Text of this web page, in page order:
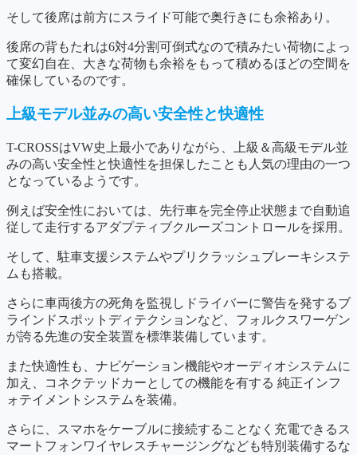
そして後席は前方にスライド可能で奥行きにも余裕あり。
後席の背もたれは6対4分割可倒式なので積みたい荷物によっ
て変幻自在、大きな荷物も余裕をもって積めるほどの空間を
確保しているのです。
上級モデル並みの高い安全性と快適性
T-CROSSはVW史上最小でありながら、上級＆高級モデル並
みの高い安全性と快適性を担保したことも人気の理由の一つ
となっているようです。
例えば安全性においては、先行車を完全停止状態まで自動追
従して走行するアダプティブクルーズコントロールを採用。
そして、駐車支援システムやプリクラッシュブレーキシステ
ムも搭載。
さらに車両後方の死角を監視しドライバーに警告を発するブ
ラインドスポットディテクションなど、フォルクスワーゲン
が誇る先進の安全装置を標準装備しています。
また快適性も、ナビゲーション機能やオーディオシステムに
加え、コネクテッドカーとしての機能を有する 純正インフ
ォテイメントシステムを装備。
さらに、スマホをケーブルに接続することなく充電できるス
マートフォンワイヤレスチャージングなども特別装備するな